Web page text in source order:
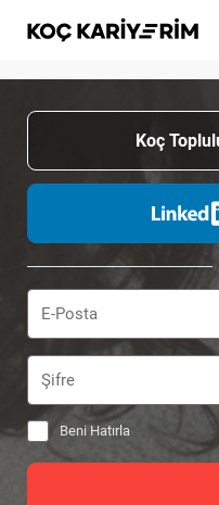
Koç
Beni Hatırla